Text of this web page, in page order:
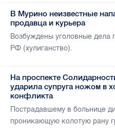
В Мурино неизвестные
продавца и курьера
Возбуждены уголовные дела
РФ (хулиганство).
На проспекте
ударила супруга ножом в
конфликта
Пострадавшему в больнице
проникающую колотую рану